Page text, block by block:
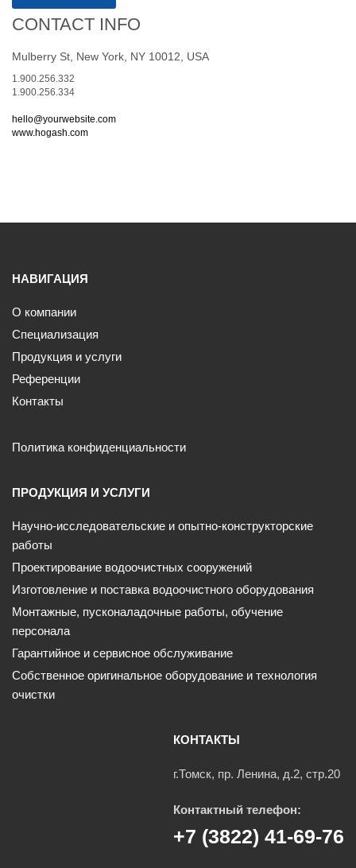
CONTACT INFO
Mulberry St, New York, NY 10012, USA
1.900.256.332
1.900.256.334
hello@yourwebsite.com
www.hogash.com
НАВИГАЦИЯ
О компании
Специализация
Продукция и услуги
Референции
Контакты
Политика конфиденциальности
ПРОДУКЦИЯ И УСЛУГИ
Научно-исследовательские и опытно-конструкторские
работы
Проектирование водоочистных сооружений
Изготовление и поставка водоочистного оборудования
Монтажные, пусконаладочные работы, обучение
персонала
Гарантийное и сервисное обслуживание
Собственное оригинальное оборудование и технология
очистки
КОНТАКТЫ
г.Томск, пр. Ленина, д.2, стр.20
Контактный телефон:
+7 (3822) 41-69-76